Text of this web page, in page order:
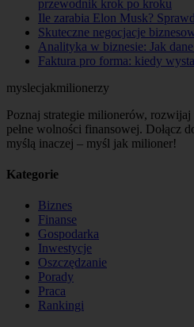
przewodnik krok po kroku
Ile zarabia Elon Musk?
Skuteczne negocjacje
Analityka w biznesie: Jak
Faktura pro forma: kiedy
myslecjakmilionerzy
Poznaj strategie milionerów,
pełne wolności finansowej. Dołącz
myślą inaczej – myśl jak milioner!
Kategorie
Biznes
Finanse
Gospodarka
Inwestycje
Oszczędzanie
Porady
Praca
Rankingi